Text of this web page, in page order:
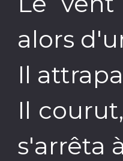
alors
Il
Il
s'arrêta